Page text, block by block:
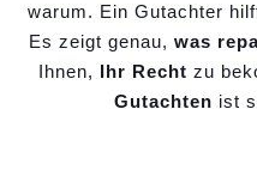
warum. Ein Gutachter
Es zeigt genau, was
Ihnen, Ihr Recht zu
Gutachten ist